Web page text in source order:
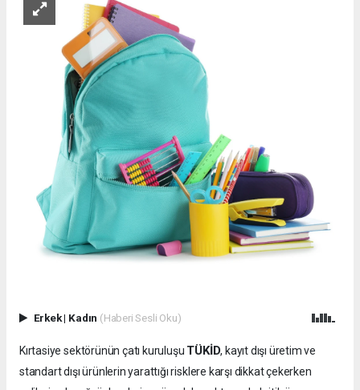
Erkek| Kadın (Haberi Sesli Oku)
Kırtasiye sektörünün çatı kuruluşu TÜKİD, kayıt dışı üretim ve
standart dışı ürünlerin yarattığı risklere karşı dikkat çekerken